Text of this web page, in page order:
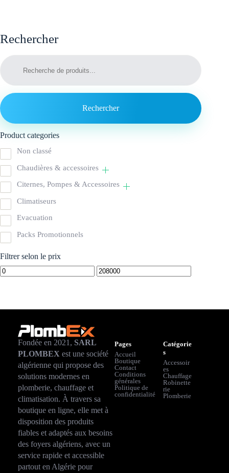
Rechercher
Rechercher
Product categories
Non classé
Chaudières & accessoires
Citernes, Pompes & Accessoires
Climatiseurs
Evacuation
Packs Promotionnels
Filtrer selon le prix
Fondée en 2021, SARL
PLOMBEX est une société
algérienne qui propose des
solutions modernes en
plomberie, chauffage et
climatisation. À travers sa
boutique en ligne, elle met à
disposition des produits
fiables et adaptés aux besoins
des foyers algériens, avec un
service rapide et accessible
partout en Algérie pour
Pages
Accueil
Boutique
Contact
Conditions
générales
Politique de
confidentialité
Catégorie
s
Accessoir
es
Chauffage
Robinette
rie
Plomberie